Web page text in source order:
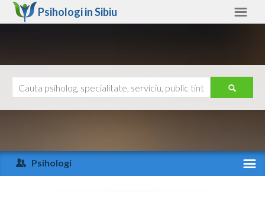
Psihologi inSibiu
Arad
Arges
Ajutor
Psihologi